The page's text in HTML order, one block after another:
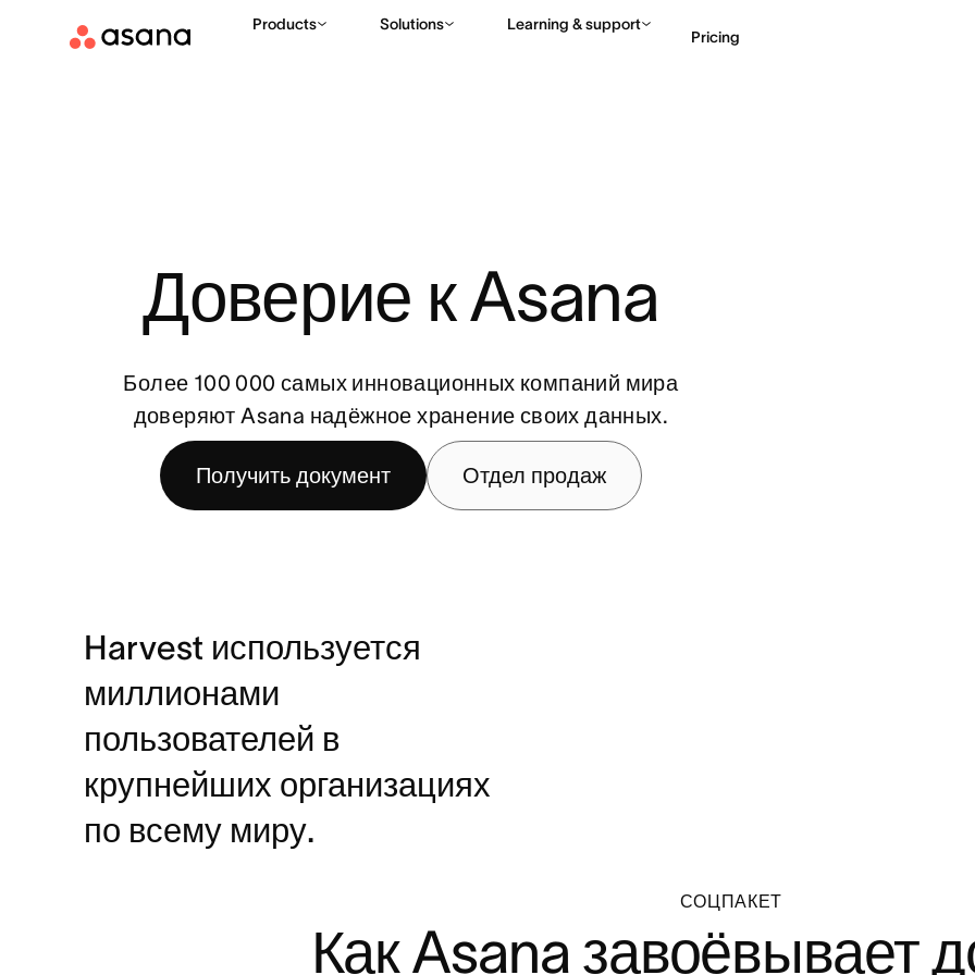
Products Solutions Learning & support
Pricing
Доверие к Asana
Более 100 000 самых инновационных компаний мира
доверяют Asana надёжное хранение своих данных.
Получить документ Отдел продаж
Harvest используется
миллионами
пользователей в
крупнейших организациях
по всему миру.
СОЦПАКЕТ
Как Asana завоёвывает